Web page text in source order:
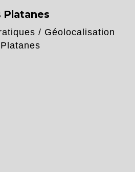
Platanes
/ Géolocalisation